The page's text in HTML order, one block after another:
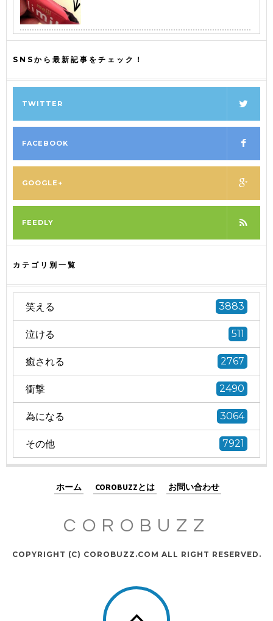
SNSから最新記事をチェック！
TWITTER
FACEBOOK
GOOGLE+
FEEDLY
カテゴリ別一覧
笑える 3883
泣ける 511
癒される 2767
衝撃 2490
為になる 3064
その他 7921
ホーム COROBUZZとは お問い合わせ
COROBUZZ
COPYRIGHT (C) COROBUZZ.COM ALL RIGHT RESERVED.